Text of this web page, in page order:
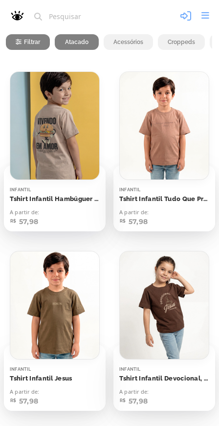
Filtrar Atacado Acessórios Croppeds
INFANTIL
Tshirt Infantil Hambúguer Vivendo Em Amor
A partir de:
R$ 57,98
INFANTIL
Tshirt Infantil Tudo Que Precisamos é Jesus
A partir de:
R$ 57,98
INFANTIL
Tshirt Infantil Jesus
A partir de:
R$ 57,98
INFANTIL
Tshirt Infantil Devocional, Jesus & Um Bom Café
A partir de:
R$ 57,98